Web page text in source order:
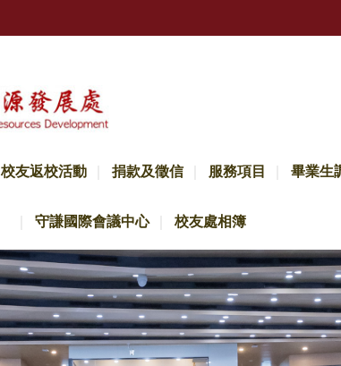
校友返校活動 捐款及徵信 服務項目 畢業生
守謙國際會議中心 校友處相簿